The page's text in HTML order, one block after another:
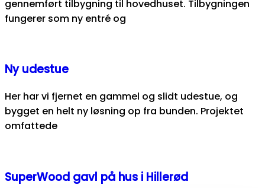
gennemført tilbygning til hovedhuset. Tilbygningen
fungerer som ny entré og
Ny udestue
Her har vi fjernet en gammel og slidt udestue, og
bygget en helt ny løsning op fra bunden. Projektet
omfattede
SuperWood gavl på hus i Hillerød